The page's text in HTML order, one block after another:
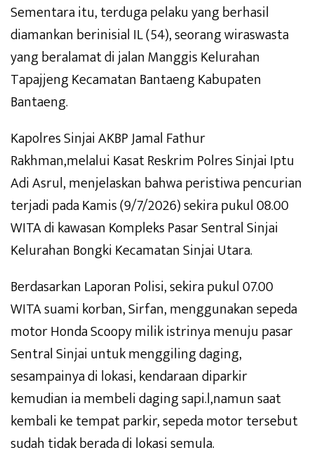
Sementara itu, terduga pelaku yang berhasil
diamankan berinisial IL (54), seorang wiraswasta
yang beralamat di jalan Manggis Kelurahan
Tapajjeng Kecamatan Bantaeng Kabupaten
Bantaeng.
Kapolres Sinjai AKBP Jamal Fathur
Rakhman,melalui Kasat Reskrim Polres Sinjai Iptu
Adi Asrul, menjelaskan bahwa peristiwa pencurian
terjadi pada Kamis (9/7/2026) sekira pukul 08.00
WITA di kawasan Kompleks Pasar Sentral Sinjai
Kelurahan Bongki Kecamatan Sinjai Utara.
Berdasarkan Laporan Polisi, sekira pukul 07.00
WITA suami korban, Sirfan, menggunakan sepeda
motor Honda Scoopy milik istrinya menuju pasar
Sentral Sinjai untuk menggiling daging,
sesampainya di lokasi, kendaraan diparkir
kemudian ia membeli daging sapi.l,namun saat
kembali ke tempat parkir, sepeda motor tersebut
sudah tidak berada di lokasi semula.